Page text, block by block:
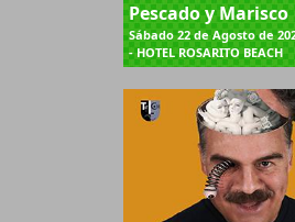
Pescado y Marisco
Sábado 22 de Agosto de
- HOTEL ROSARITO BEACH